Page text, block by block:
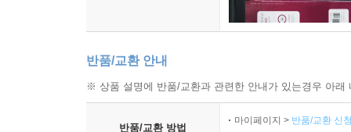
반품/교환 안내
※ 상품 설명에 반품/교환과 관련한 안내가 있는경우 아
반품/교환 방법
마이페이지 > 반품/교환 신